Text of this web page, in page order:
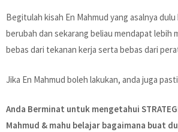
Begitulah kisah En Mahmud yang asalnya
berubah dan sekarang beliau mendapat lebih
bebas dari tekanan kerja serta bebas dari
Jika En Mahmud boleh lakukan, anda juga
Anda Berminat untuk mengetahui
Mahmud & mahu belajar bagaimana buat